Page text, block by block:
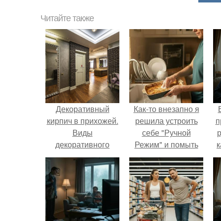
Читайте также
Декоративный
кирпич в прихожей.
Виды
декоративного
кирпича
Как-то внезапно я
решила устроить
себе "Ручной
Режим" и помыть
посуду без помощи
техники.